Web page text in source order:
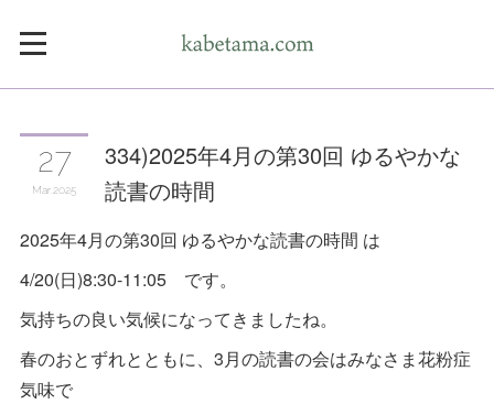
27
Mar 2025
334)2025年4月の第30回 ゆるやかな
読書の時間
2025年4月の第30回 ゆるやかな読書の時間 は
4/20(日)8:30-11:05 です。
気持ちの良い気候になってきましたね。
春のおとずれとともに、3月の読書の会はみなさま花粉症
気味で